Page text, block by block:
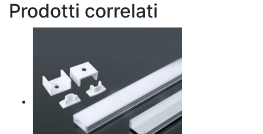
Prodotti correlati